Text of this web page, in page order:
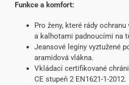
Funkce a komfort:
Pro ženy, které rády
a kalhotami padnoucími na
Jeansové legíny vyztužené
aramidová vlákna.
Vkládací certifikované
CE stupeň 2 EN1621-1-2012.